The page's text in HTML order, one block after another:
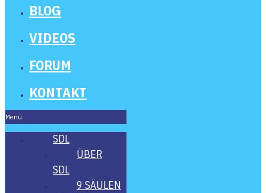
BLOG
VIDE­OS
FORUM
KON­TAKT
Menü
SDL
ÜBER
SDL
9 SÄU­LEN